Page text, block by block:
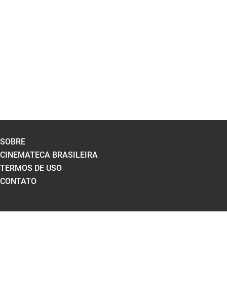
SOBRE
CINEMATECA BRASILEIRA
TERMOS DE USO
CONTATO